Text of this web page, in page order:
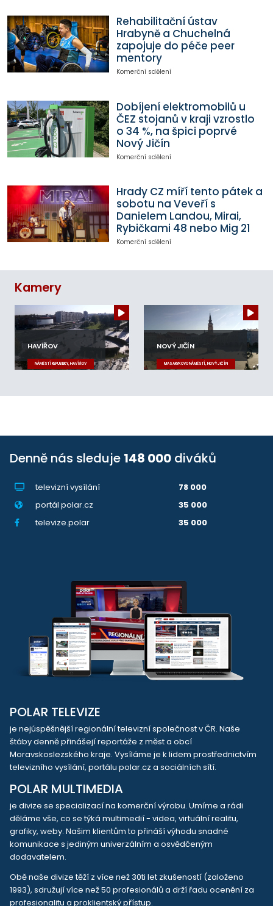
Rehabilitační ústav
Hrabyně a Chuchelná
zapojuje do péče peer
mentory
Komerční sdělení
Dobíjení elektromobilů u
ČEZ stojanů v kraji vzrostlo
o 34 %, na špici poprvé
Nový Jičín
Komerční sdělení
Hrady CZ míří tento pátek a
sobotu na Veveří s
Danielem Landou, Mirai,
Rybičkami 48 nebo Mig 21
Komerční sdělení
Kamery
HAVÍŘOV
NÁMĚSTÍ REPUBLIKY, HAVÍŘOV
NOVÝ JIČÍN
MASARYKOVO NÁMĚSTÍ, NOVÝ JIČÍN
Denně nás sleduje 148 000 diváků
televizní vysílání
78 000
portál polar.cz
35 000
televize.polar
35 000
POLAR TELEVIZE
je nejúspěšnější regionální televizní společnost v ČR. Naše
štáby denně přinášejí reportáže z měst a obcí
Moravskoslezského kraje. Vysíláme je k lidem prostřednictvím
televizního vysílání, portálu polar.cz a sociálních sítí.
POLAR MULTIMEDIA
je divize se specializací na komerční výrobu. Umíme a rádi
děláme vše, co se týká multimedií - videa, virtuální realitu,
grafiky, weby. Našim klientům to přináší výhodu snadné
komunikace s jediným univerzálním a osvědčeným
dodavatelem.
Obě naše divize těží z více než 30ti let zkušeností (založeno
1993), sdružují více než 50 profesionálů a drží řadu ocenění za
profesionalitu a proklientský přístup.